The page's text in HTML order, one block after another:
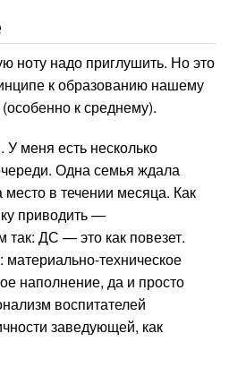
ноту надо приглушить. Но это
к образованию нашему
к среднему).
У меня есть несколько
Одна семья ждала
в течении месяца. Как
приводить —
так: ДС — это как повезет.
техническое
наполнение, да и просто
воспитателей
заведующей, как